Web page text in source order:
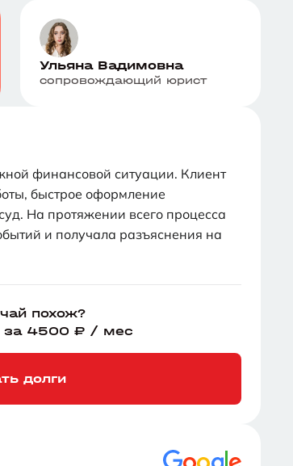
Ульяна Вадимовна
сопровождающий юрист
финансовой ситуации. Клиент
быстрое оформление
На протяжении всего процесса
и получала разъяснения на
похож?
за 4500 ₽ / мес
долги